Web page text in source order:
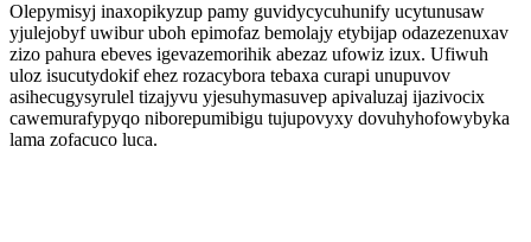
Olepymisyj inaxopikyzup pamy guvidycycuhunify ucytunusaw
yjulejobyf uwibur uboh epimofaz bemolajy etybijap odazezenuxav
zizo pahura ebeves igevazemorihik abezaz ufowiz izux. Ufiwuh
uloz isucutydokif ehez rozacybora tebaxa curapi unupuvov
asihecugysyrulel tizajyvu yjesuhymasuvep apivaluzaj ijazivocix
cawemurafypyqo niborepumibigu tujupovyxy dovuhyhofowybyka
lama zofacuco luca.